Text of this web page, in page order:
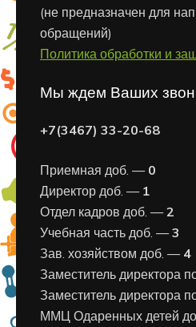
(не предназначен для
обращений)
Политика обработки и
Мы ждем Ваших
+7(3467) 33-20-68
Приемная доб. — 0
Директор доб. — 1
Отдел кадров доб. —2
Учебная часть доб. —3
Зав. хозяйством доб. — 4
Заместитель директора
Заместитель директора
ММЦ Одаренных детей